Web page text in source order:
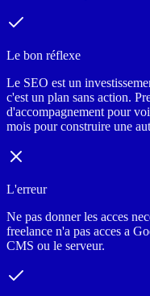
Le bon réflexe
Le SEO est un
c'est un plan sans action.
d'accompagnement pour
mois pour construire une
L'erreur
Ne pas donner les acces
freelance n'a pas acces a
CMS ou le serveur.